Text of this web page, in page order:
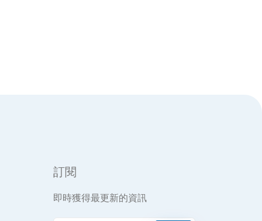
訂閱
即時獲得最更新的資訊